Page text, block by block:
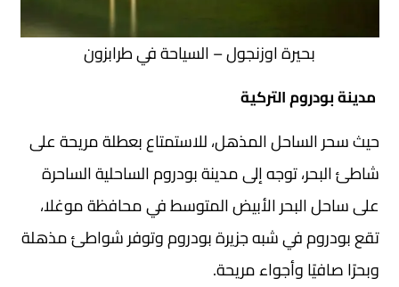
بحيرة اوزنجول – السياحة في طرابزون
مدينة بودروم التركية
حيث سحر الساحل المذهل، للاستمتاع بعطلة مريحة على
شاطئ البحر، توجه إلى مدينة بودروم الساحلية الساحرة
على ساحل البحر الأبيض المتوسط في محافظة موغلا،
تقع بودروم في شبه جزيرة بودروم وتوفر شواطئ مذهلة
وبحرًا صافيًا وأجواء مريحة.